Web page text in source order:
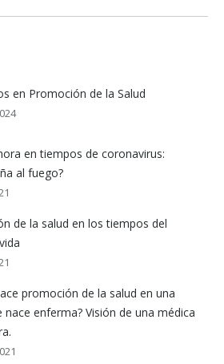
en Promoción de la Salud
en tiempos de coronavirus:
al fuego?
de la salud en los tiempos del
promoción de la salud en una
nace enferma? Visión de una médica